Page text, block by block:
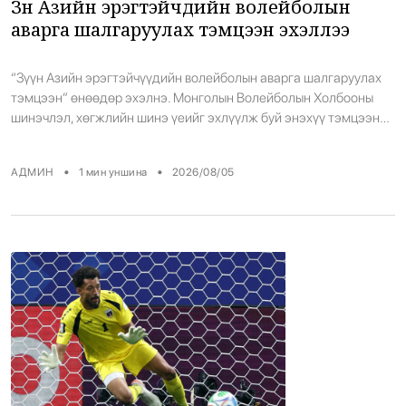
Зүүн Азийн эрэгтэйчүүдийн волейболын
аварга шалгаруулах тэмцээн эхэллээ
“Зүүн Азийн эрэгтэйчүүдийн волейболын аварга шалгаруулах
тэмцээн” өнөөдөр эхэлнэ. Монголын Волейболын Холбооны
шинэчлэл, хөгжлийн шинэ үеийг эхлүүлж буй энэхүү тэмцээнд
АДМИН • 1 мин уншина • 2026/08/05